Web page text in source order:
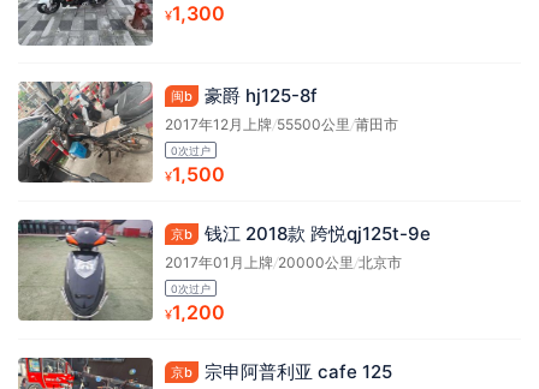
¥1,300
闽b 豪爵 hj125-8f
2017年12月上牌/55500公里/莆田市
0次过户
¥1,500
京b 钱江 2018款 跨悦qj125t-9e
2017年01月上牌/20000公里/北京市
0次过户
¥1,200
京b 宗申阿普利亚 cafe 125